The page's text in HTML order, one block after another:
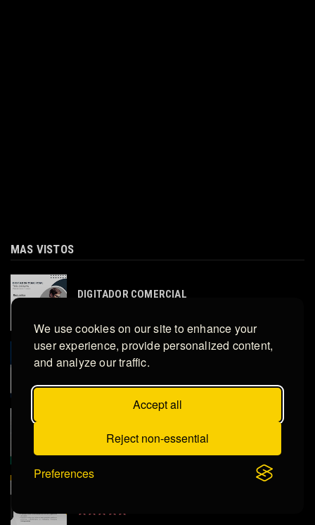
We use cookies on our site to enhance your
user experience, provide personalized content,
and analyze our traffic.
Accept all
Reject non-essential
Preferences
MAS VISTOS
DIGITADOR COMERCIAL
ASESOR DE VENTAS